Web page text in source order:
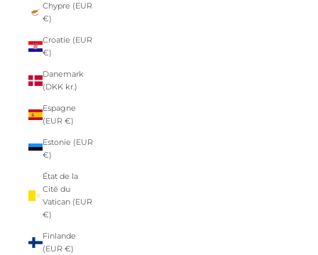
Chypre (EUR
€)
Croatie (EUR
€)
Danemark
(DKK kr.)
Espagne
(EUR €)
Estonie (EUR
€)
État de la
Cité du
Vatican (EUR
€)
Finlande
(EUR €)